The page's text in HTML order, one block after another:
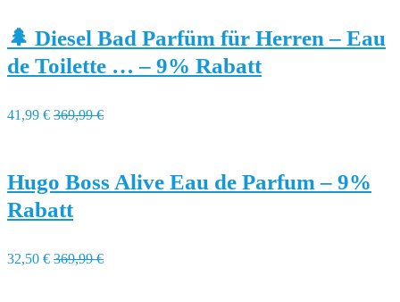
🌲 Diesel Bad Parfüm für Herren – Eau
de Toilette … – 9% Rabatt
41,99 € 369,99 €
Hugo Boss Alive Eau de Parfum – 9%
Rabatt
32,50 € 369,99 €